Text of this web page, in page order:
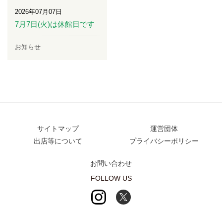
2026年07月07日
7月7日(火)は休館日です
お知らせ
サイトマップ
運営団体
出店等について
プライバシーポリシー
お問い合わせ
FOLLOW US